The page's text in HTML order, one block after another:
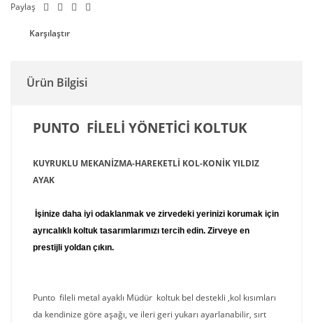
Paylaş
Karşılaştır
Ürün Bilgisi
PUNTO FİLELİ YÖNETİCİ KOLTUK
KUYRUKLU MEKANİZMA-HAREKETLİ KOL-KONİK YILDIZ
AYAK
İşinize daha iyi odaklanmak ve zirvedeki yerinizi korumak için
ayrıcalıklı koltuk tasarımlarımızı tercih edin. Zirveye en
prestijli yoldan çıkın.
Punto fileli metal ayaklı Müdür koltuk bel destekli ,kol kısımları
da kendinize göre aşağı, ve ileri geri yukarı ayarlanabilir, sırt